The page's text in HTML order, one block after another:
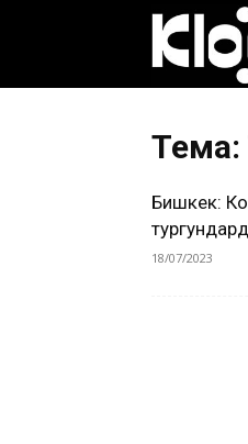
Тема:
Бишкек:
18/07/2023